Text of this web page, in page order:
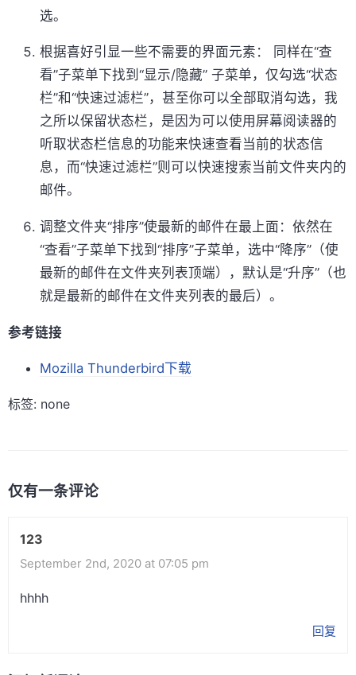
选。
根据喜好引显一些不需要的界面元素： 同样在“查
看”子菜单下找到“显示/隐藏” 子菜单，仅勾选“状态
栏”和“快速过滤栏”，甚至你可以全部取消勾选，我
之所以保留状态栏，是因为可以使用屏幕阅读器的
听取状态栏信息的功能来快速查看当前的状态信
息，而“快速过滤栏”则可以快速搜索当前文件夹内的
邮件。
调整文件夹“排序”使最新的邮件在最上面：依然在
“查看”子菜单下找到“排序”子菜单，选中“降序”（使
最新的邮件在文件夹列表顶端），默认是“升序”（也
就是最新的邮件在文件夹列表的最后）。
参考链接
Mozilla Thunderbird下载
标签: none
仅有一条评论
123
September 2nd, 2020 at 07:05 pm
hhhh
回复